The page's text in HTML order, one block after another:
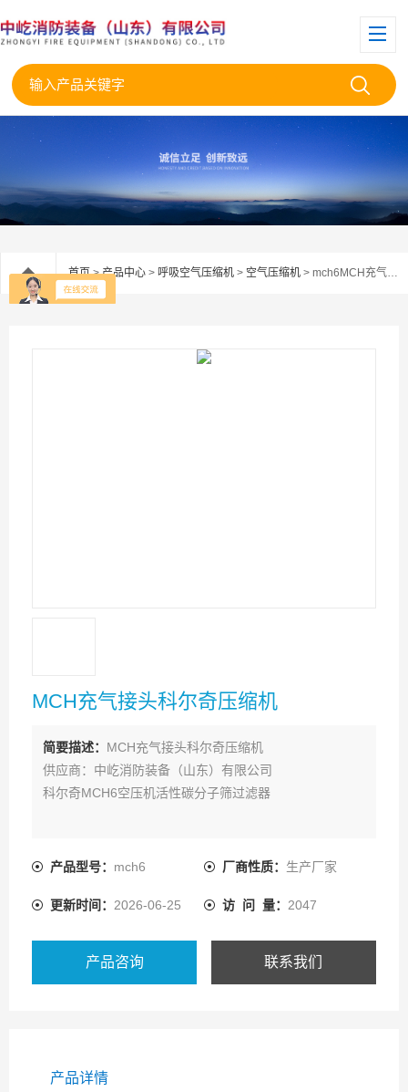
首页>产品中心 > 呼吸空气压缩机 > 空气压缩机 > mch6MCH充气接头科尔奇压缩机
MCH充气接头科尔奇压缩机
简要描述： MCH充气接头科尔奇压缩机
供应商：中屹消防装备（山东）有限公司
科尔奇MCH6空压机活性碳分子筛过滤器
产品型号： mch6 厂商性质： 生产厂家
更新时间： 2026-06-25 访 问 量： 2047
产品咨询 联系我们
产品详情